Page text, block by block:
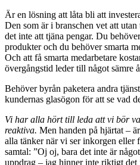
Är en lösning att låta bli att
Den som är i branschen vet att
det inte att tjäna pengar. Du
produkter och du behöver smarta
Och att få smarta medarbetare
övergångstid leder till något sämre
Behöver byrån paketera andra
kundernas glasögon för att se vad
Vi har alla hört till leda att vi bör
reaktiva. Men handen på hjärtat –
alla tänker när vi ser inkorgen eller
samtal: ”Oj oj, bara det inte är
uppdrag – jag hinner inte riktigt